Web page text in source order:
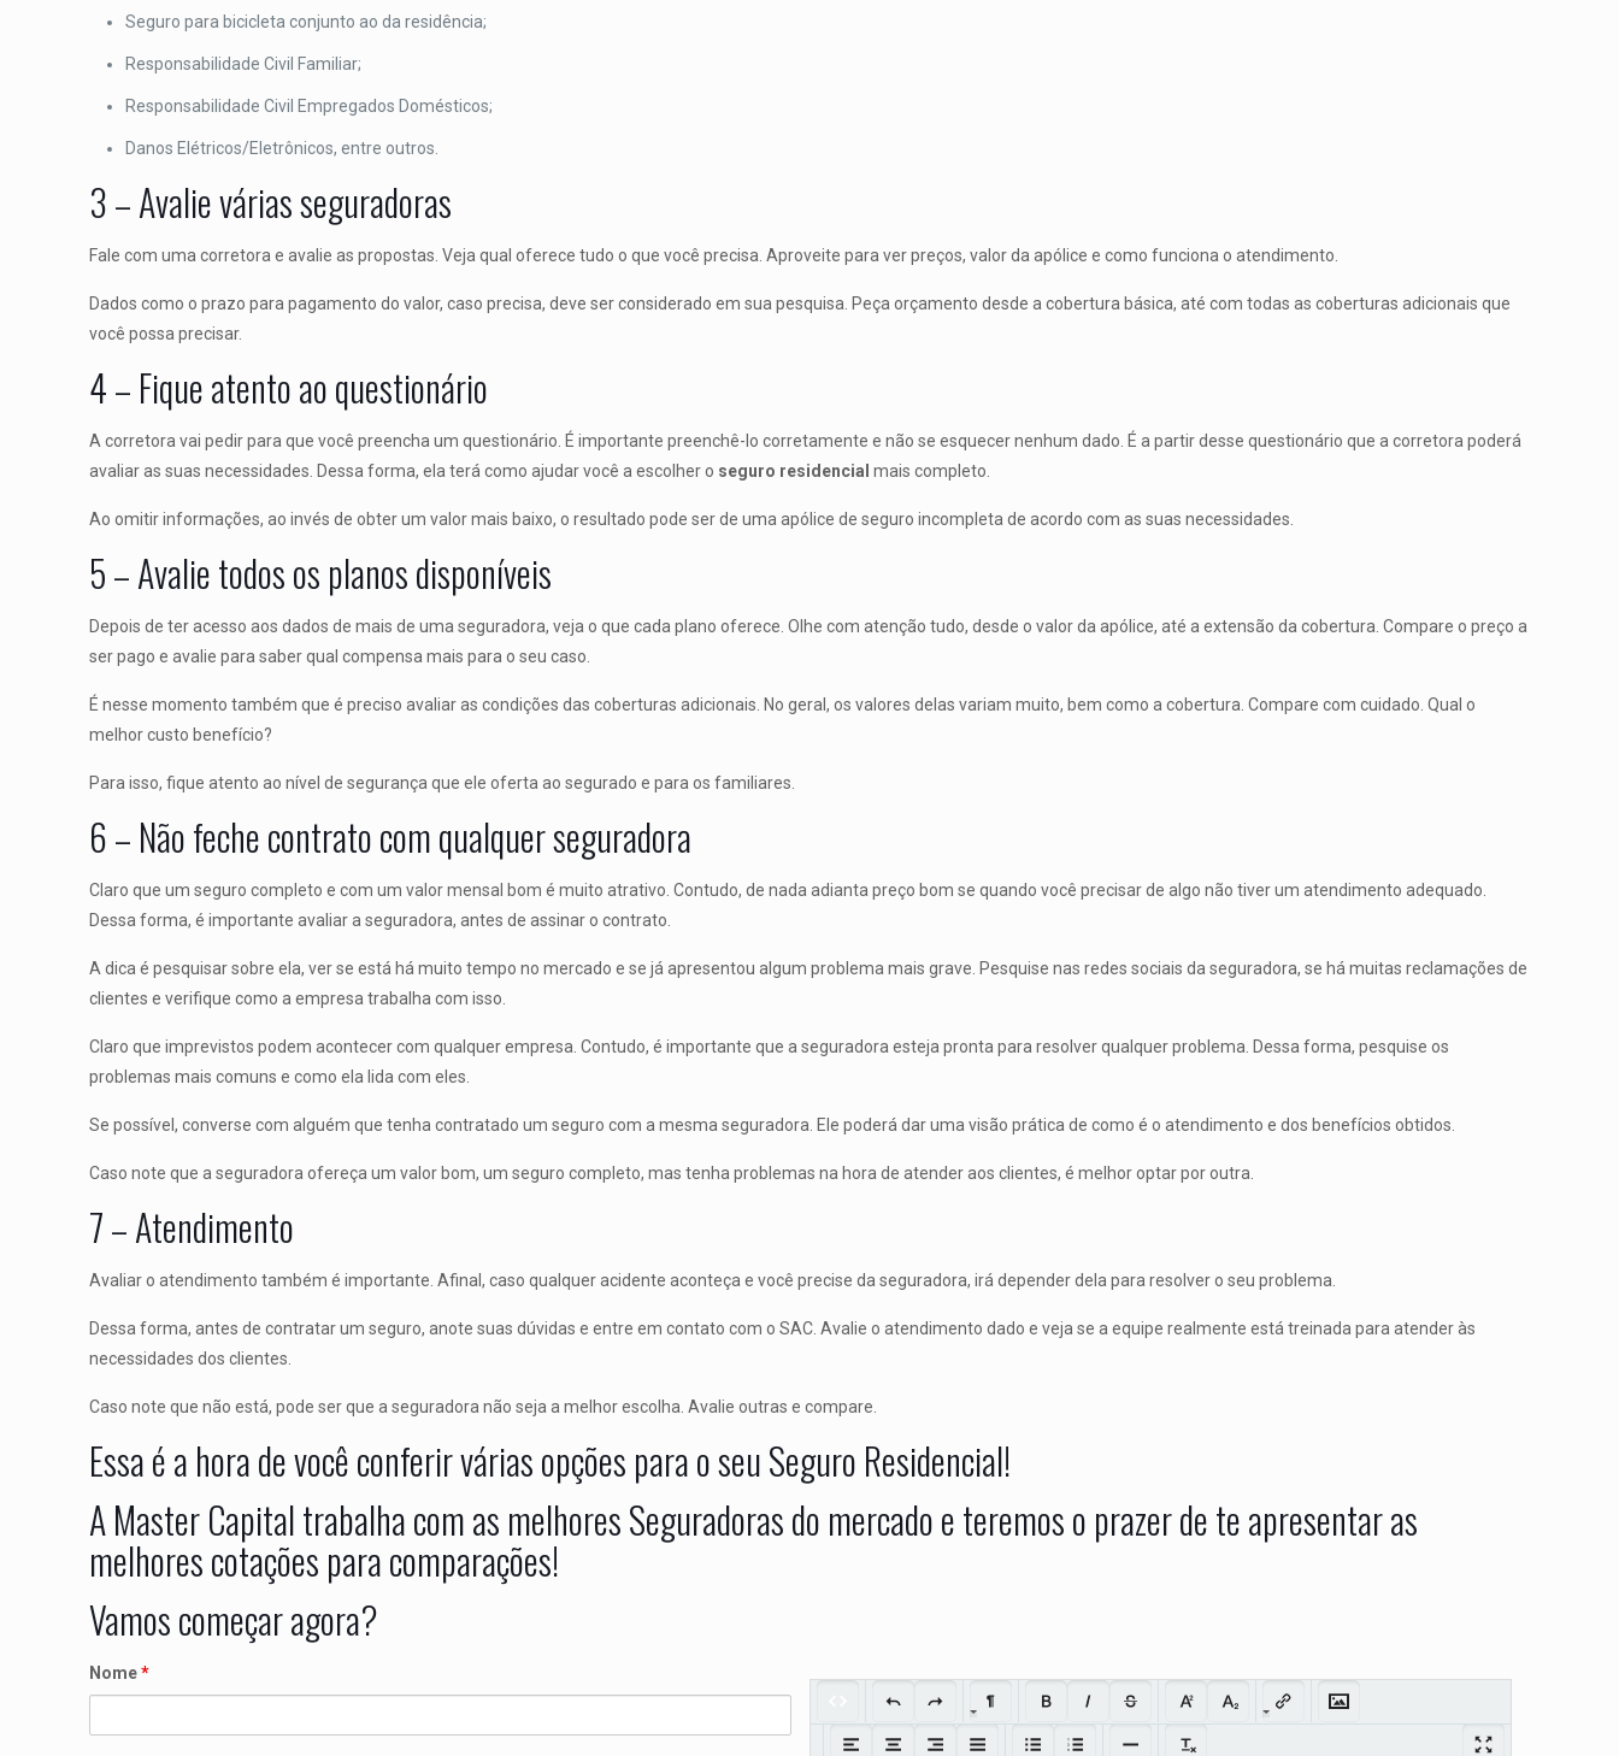
Seguro para bicicleta conjunto ao da residência;
Responsabilidade Civil Familiar;
Responsabilidade Civil Empregados Domésticos;
Danos Elétricos/Eletrônicos, entre outros.
3 – Avalie várias seguradoras
Fale com uma corretora e avalie as propostas. Veja qual oferece tudo o que você precisa. Aproveite para ver preços, valor da apólice e como funciona o atendimento.
Dados como o prazo para pagamento do valor, caso precisa, deve ser considerado em sua pesquisa. Peça orçamento desde a cobertura básica, até com todas as coberturas adicionais que
você possa precisar.
4 – Fique atento ao questionário
A corretora vai pedir para que você preencha um questionário. É importante preenchê-lo corretamente e não se esquecer nenhum dado. É a partir desse questionário que a corretora poderá
avaliar as suas necessidades. Dessa forma, ela terá como ajudar você a escolher o seguro residencial mais completo.
Ao omitir informações, ao invés de obter um valor mais baixo, o resultado pode ser de uma apólice de seguro incompleta de acordo com as suas necessidades.
5 – Avalie todos os planos disponíveis
Depois de ter acesso aos dados de mais de uma seguradora, veja o que cada plano oferece. Olhe com atenção tudo, desde o valor da apólice, até a extensão da cobertura. Compare o preço a
ser pago e avalie para saber qual compensa mais para o seu caso.
É nesse momento também que é preciso avaliar as condições das coberturas adicionais. No geral, os valores delas variam muito, bem como a cobertura. Compare com cuidado. Qual o
melhor custo benefício?
Para isso, fique atento ao nível de segurança que ele oferta ao segurado e para os familiares.
6 – Não feche contrato com qualquer seguradora
Claro que um seguro completo e com um valor mensal bom é muito atrativo. Contudo, de nada adianta preço bom se quando você precisar de algo não tiver um atendimento adequado.
Dessa forma, é importante avaliar a seguradora, antes de assinar o contrato.
A dica é pesquisar sobre ela, ver se está há muito tempo no mercado e se já apresentou algum problema mais grave. Pesquise nas redes sociais da seguradora, se há muitas reclamações de
clientes e verifique como a empresa trabalha com isso.
Claro que imprevistos podem acontecer com qualquer empresa. Contudo, é importante que a seguradora esteja pronta para resolver qualquer problema. Dessa forma, pesquise os
problemas mais comuns e como ela lida com eles.
Se possível, converse com alguém que tenha contratado um seguro com a mesma seguradora. Ele poderá dar uma visão prática de como é o atendimento e dos benefícios obtidos.
Caso note que a seguradora ofereça um valor bom, um seguro completo, mas tenha problemas na hora de atender aos clientes, é melhor optar por outra.
7 – Atendimento
Avaliar o atendimento também é importante. Afinal, caso qualquer acidente aconteça e você precise da seguradora, irá depender dela para resolver o seu problema.
Dessa forma, antes de contratar um seguro, anote suas dúvidas e entre em contato com o SAC. Avalie o atendimento dado e veja se a equipe realmente está treinada para atender às
necessidades dos clientes.
Caso note que não está, pode ser que a seguradora não seja a melhor escolha. Avalie outras e compare.
Essa é a hora de você conferir várias opções para o seu Seguro Residencial!
A Master Capital trabalha com as melhores Seguradoras do mercado e teremos o prazer de te apresentar as
melhores cotações para comparações!
Vamos começar agora?
Nome*